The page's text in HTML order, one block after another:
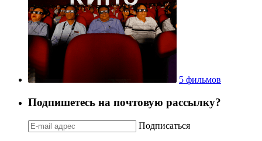
5 фильмов
Подпишетесь на почтовую рассылку?
Подписаться